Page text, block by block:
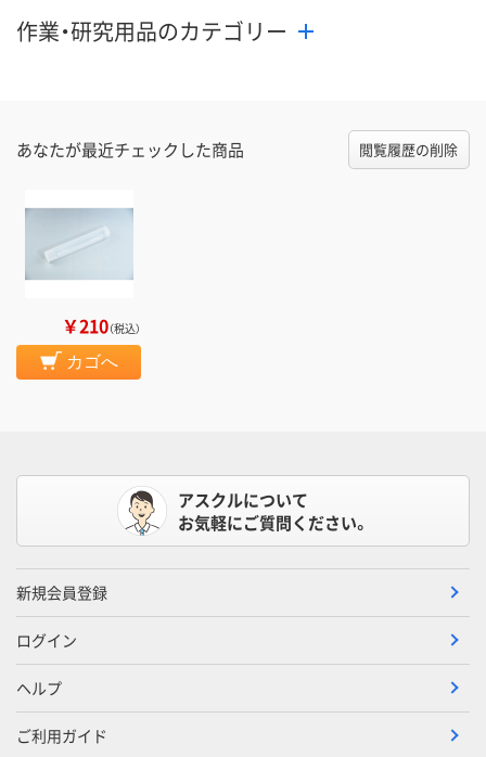
作業・研究用品のカテゴリー
あなたが最近チェックした商品 閲覧履歴の削除
￥210（税込）
カゴへ
アスクルについて
お気軽にご質問ください。
新規会員登録
ログイン
ヘルプ
ご利用ガイド